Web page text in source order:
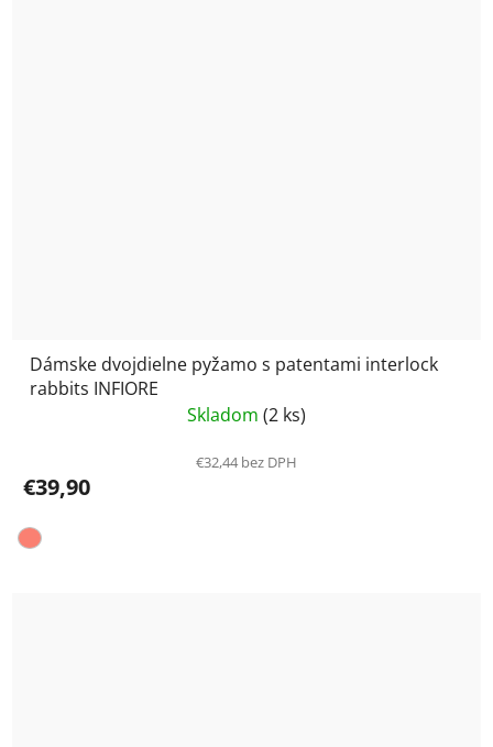
Dámske dvojdielne pyžamo s patentami interlock
rabbits INFIORE
Skladom (2 ks)
€32,44 bez DPH
€39,90